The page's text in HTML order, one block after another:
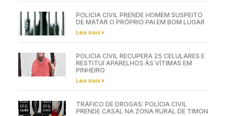
POLÍCIA CIVIL PRENDE HOMEM SUSPEITO
DE MATAR O PRÓPRIO PAI EM BOM LUGAR
Leia mais »
POLÍCIA CIVIL RECUPERA 25 CELULARES E
RESTITUI APARELHOS ÀS VÍTIMAS EM
PINHEIRO
Leia mais »
TRÁFICO DE DROGAS: POLÍCIA CIVIL
PRENDE CASAL NA ZONA RURAL DE TIMON